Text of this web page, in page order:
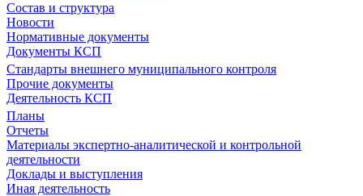
Состав и структура
Новости
Нормативные документы
Документы КСП
Стандарты внешнего муниципального контроля
Прочие документы
Деятельность КСП
Планы
Отчеты
Материалы экспертно-аналитической и контрольной
деятельности
Доклады и выступления
Иная деятельность